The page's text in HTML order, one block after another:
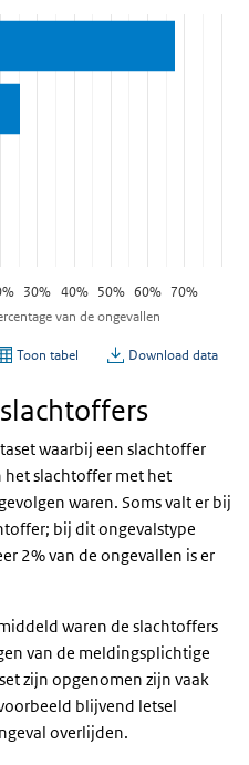
waarbij een slachtoffer
het slachtoffer met het
waren. Soms valt er bij
bij dit ongevalstype
2% van de ongevallen is er
waren de slachtoffers
van de meldingsplichtige
zijn opgenomen zijn vaak
blijvend letsel
overlijden.